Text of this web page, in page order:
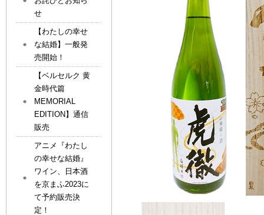
せ
【わたしの幸せ
な結婚】一般発
売開始！
【ベルセルク 黄
金時代篇
MEMORIAL
EDITION】通信
販売
アニメ『わたし
の幸せな結婚』
ワイン、日本酒
を京まふ2023に
て予約販売決
定！